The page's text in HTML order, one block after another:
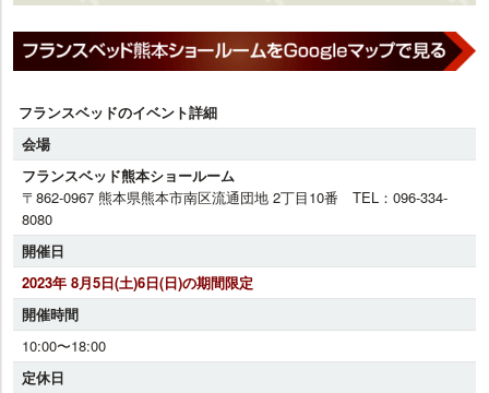
フランスベッドのイベント詳細
会場
フランスベッド熊本ショールーム
〒862-0967 熊本県熊本市南区流通団地 2丁目10番 TEL：096-334-
8080
開催日
2023年 8月5日(土)6日(日)の期間限定
開催時間
10:00〜18:00
定休日